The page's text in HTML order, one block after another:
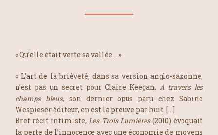
« Qu’elle était verte sa vallée… »
« L’art de la brièveté, dans sa version anglo-saxonne,
n’est pas un secret pour Claire Keegan. À travers les
champs bleus, son dernier opus paru chez Sabine
Wespieser éditeur, en est la preuve par huit. […]
Bref récit intimiste, Les Trois Lumières(2010) évoquait
la perte de l’innocence avec une économie de moyens